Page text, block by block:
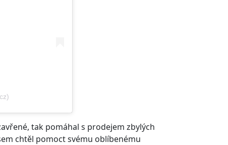
tak pomáhal s prodejem zbylých
chtěl pomoct svému oblíbenému